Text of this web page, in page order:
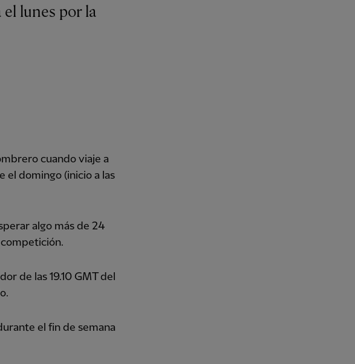
cuando viaje a
el domingo (inicio a las
algo más de 24
competición.
de las 19.10 GMT del
el fin de semana